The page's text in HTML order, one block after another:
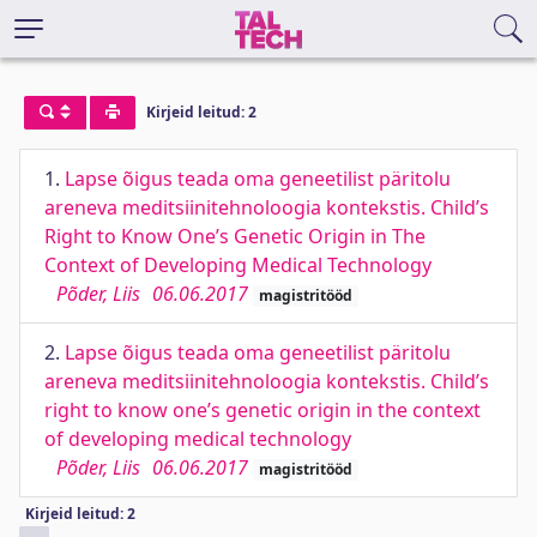
Kirjeid leitud: 2
1. Lapse õigus teada oma geneetilist päritolu
areneva meditsiinitehnoloogia kontekstis. Child’s
Right to Know One’s Genetic Origin in The
Context of Developing Medical Technology
Põder, Liis 06.06.2017 magistritööd
2. Lapse õigus teada oma geneetilist päritolu
areneva meditsiinitehnoloogia kontekstis. Child’s
right to know one’s genetic origin in the context
of developing medical technology
Põder, Liis 06.06.2017 magistritööd
Kirjeid leitud: 2